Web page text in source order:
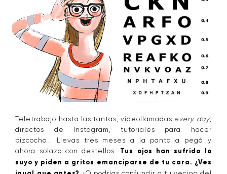
Teletrabajo hasta las tantas, videollamadas every day,
directos de Instagram, tutoriales para hacer
bizcocho... Llevas tres meses a la pantalla pegá y
ahora solazo con destellos. Tus ojos han sufrido lo
suyo y piden a gritos emanciparse de tu cara. ¿Ves